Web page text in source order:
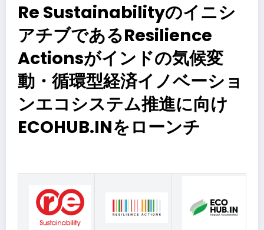
Re Sustainabilityのイニシ
アチブであるResilience
Actionsがインドの気候変
動・循環型経済イノベーショ
ンエコシステム推進に向け
ECOHUB.INをローンチ